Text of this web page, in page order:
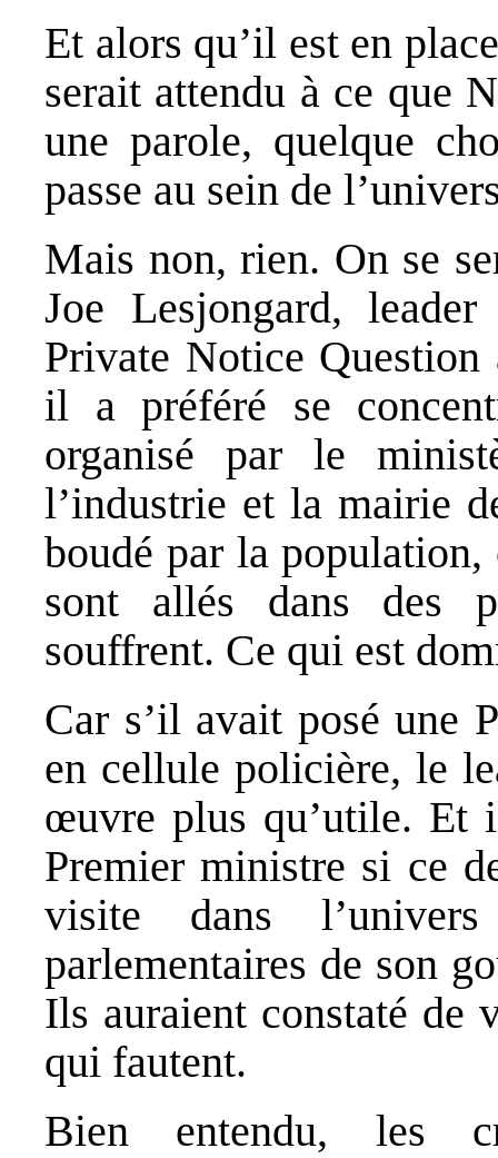
Et alors qu’il est en
serait attendu à ce que
une parole, quelque
passe au sein de
Mais non, rien. On se
Joe Lesjongard,
Private Notice Question
il a préféré se
organisé par le
l’industrie et la mairie
boudé par la
sont allés dans des
souffrent. Ce qui est
Car s’il avait posé une
en cellule policière, le
œuvre plus qu’utile. Et
Premier ministre si ce
visite dans
parlementaires de son
Ils auraient constaté de
qui fautent.
Bien entendu, les